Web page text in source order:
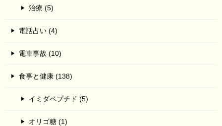
治療 (5)
電話占い (4)
電車事故 (10)
食事と健康 (138)
イミダペプチド (5)
オリゴ糖 (1)